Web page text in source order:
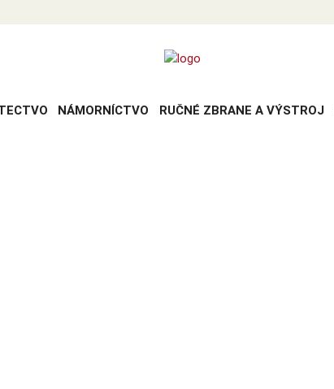
NÁMORNÍCTVO RUČNÉ ZBRANE A VÝSTROJ